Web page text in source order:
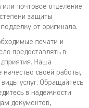
почтовое отделение.
защиты
от оригинала.
печати и
предоставлять в
Наша
своей работы,
услуг. Обращайтесь
в надежности
документов,